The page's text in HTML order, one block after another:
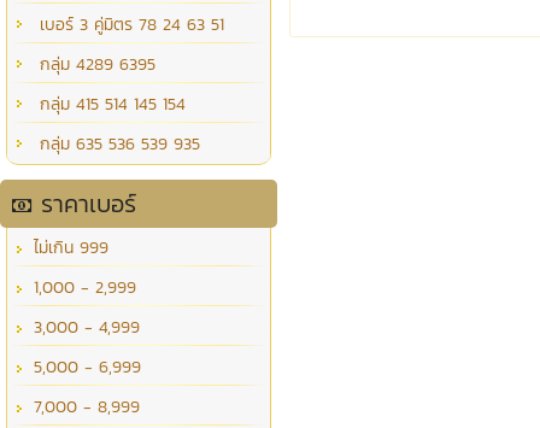
เบอร์ 3 คู่มิตร 78 24 63 51
กลุ่ม 4289 6395
กลุ่ม 415 514 145 154
กลุ่ม 635 536 539 935
ราคาเบอร์
ไม่เกิน 999
1,000 - 2,999
3,000 - 4,999
5,000 - 6,999
7,000 - 8,999